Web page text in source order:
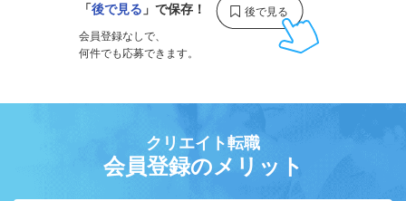
「後で見る 」で保存！
会員登録なしで、
何件でも応募できます。
クリエイト転職
会員登録のメリット